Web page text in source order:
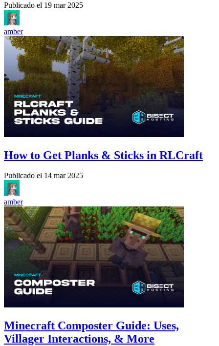
Publicado el 19 mar 2025
amber
How to Get Planks & Sticks in RLCraft
Publicado el 14 mar 2025
amber
Minecraft Composter Guide: Uses,
Villager Interactions, & More